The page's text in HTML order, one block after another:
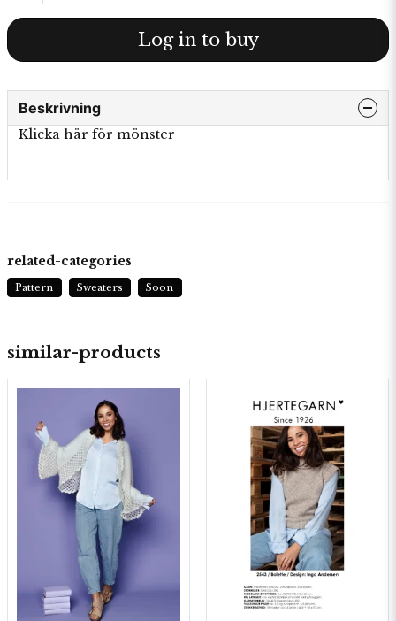
Log in to buy
Beskrivning
Klicka här för mönster
similar-products
related-categories
Pattern Sweaters Soon